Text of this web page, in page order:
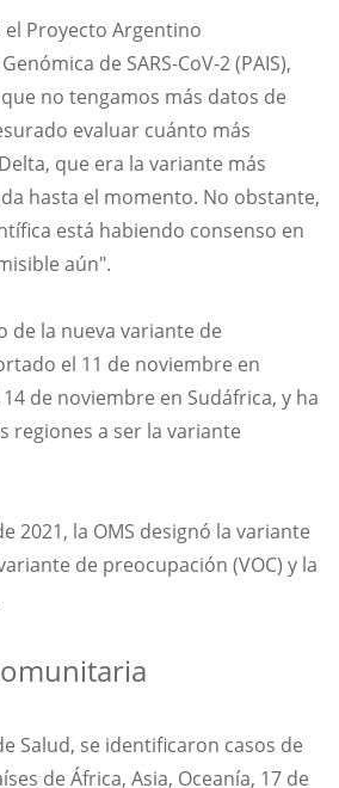
Proyecto Argentino
de SARS-CoV-2 (PAIS),
no tengamos más datos de
evaluar cuánto más
que era la variante más
hasta el momento. No obstante,
está habiendo consenso en
aún".
de la nueva variante de
el 11 de noviembre en
de noviembre en Sudáfrica, y ha
regiones a ser la variante
2021, la OMS designó la variante
de preocupación (VOC) y la
Salud, se identificaron casos de
de África, Asia, Oceanía, 17 de